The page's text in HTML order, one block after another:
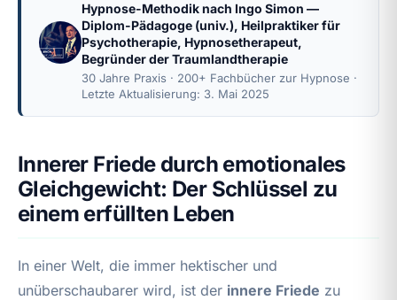
Hypnose-Methodik nach Ingo Simon —
Diplom-Pädagoge (univ.), Heilpraktiker für
Psychotherapie, Hypnosetherapeut,
Begründer der Traumlandtherapie
30 Jahre Praxis · 200+ Fachbücher zur Hypnose ·
Letzte Aktualisierung: 3. Mai 2025
Innerer Friede durch emotionales
Gleichgewicht: Der Schlüssel zu
einem erfüllten Leben
In einer Welt, die immer hektischer und
unüberschaubarer wird, ist der innere Friede zu